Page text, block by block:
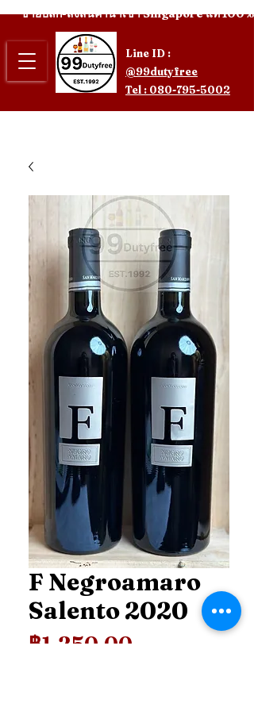
Line ID :
@99dutyfree
Tel : 080-795-5002
ขายปลีก-ส่งสินค้านำเข้า Singapore แท้ 100%
F Negroamaro
Salento 2020
฿1,250.00